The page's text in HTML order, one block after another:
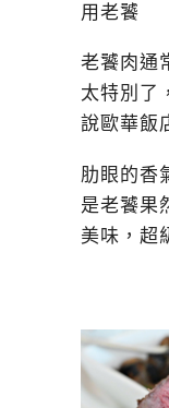
用老饕
老饕肉通
太特別了
說歐華飯
肋眼的香
是老饕果
美味，超